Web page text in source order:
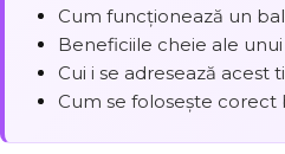
Cum funcționează un
Beneficiile cheie ale
Cui i se adresează acest
Cum se folosește